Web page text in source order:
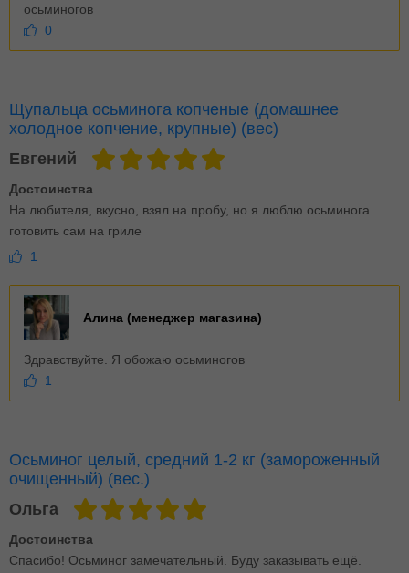
осьминогов
0
Щупальца осьминога копченые (домашнее
холодное копчение, крупные) (вес)
Евгений
Достоинства
На любителя, вкусно, взял на пробу, но я люблю осьминога
готовить сам на гриле
1
Алина (менеджер магазина)
Здравствуйте. Я обожаю осьминогов
1
Осьминог целый, средний 1-2 кг (замороженный
очищенный) (вес.)
Ольга
Достоинства
Спасибо! Осьминог замечательный. Буду заказывать ещё.